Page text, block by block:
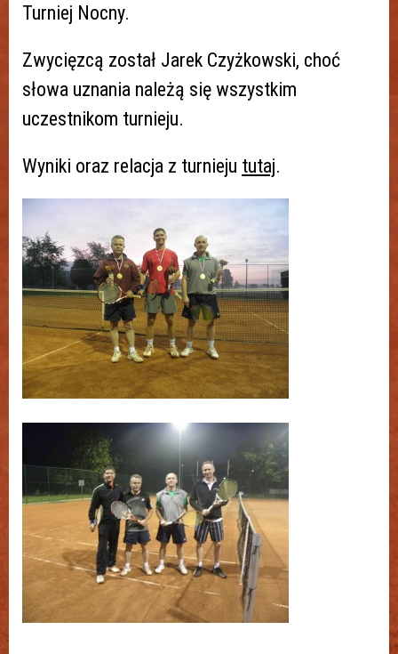
Turniej Nocny.
Zwycięzcą został Jarek Czyżkowski, choć
słowa uznania należą się wszystkim
uczestnikom turnieju.
Wyniki oraz relacja z turnieju tutaj.